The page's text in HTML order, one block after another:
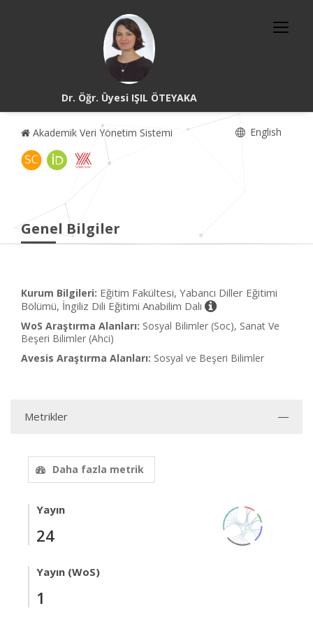
Dr. Öğr. Üyesi IŞIL ÖTEYAKA
Akademik Veri Yönetim Sistemi English
Genel Bilgiler
Kurum Bilgileri: Eğitim Fakültesi, Yabancı Diller Eğitimi
Bölümü, İngiliz Dili Eğitimi Anabilim Dalı
WoS Araştırma Alanları: Sosyal Bilimler (Soc), Sanat Ve
Beşeri Bilimler (Ahci)
Avesis Araştırma Alanları: Sosyal ve Beşeri Bilimler
Metrikler
Daha fazla metrik
Yayın
24
Yayın (WoS)
1